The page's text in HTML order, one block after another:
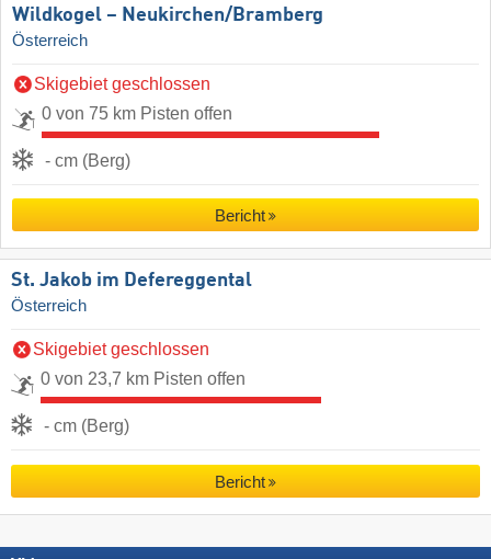
Wildkogel – Neukirchen/​Bramberg
Österreich
Skigebiet geschlossen
0 von 75 km Pisten offen
- cm (Berg)
Bericht
St. Jakob im Defereggental
Österreich
Skigebiet geschlossen
0 von 23,7 km Pisten offen
- cm (Berg)
Bericht